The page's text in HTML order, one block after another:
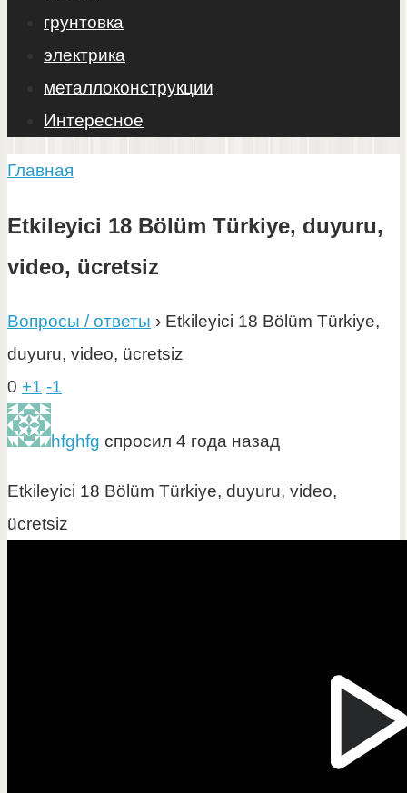
грунтовка
электрика
металлоконструкции
Интересное
Главная
Etkileyici 18 Bölüm Türkiye, duyuru,
video, ücretsiz
Вопросы / ответы › Etkileyici 18 Bölüm Türkiye,
duyuru, video, ücretsiz
0 +1 -1
hfghfg спросил 4 года назад
Etkileyici 18 Bölüm Türkiye, duyuru, video,
ücretsiz